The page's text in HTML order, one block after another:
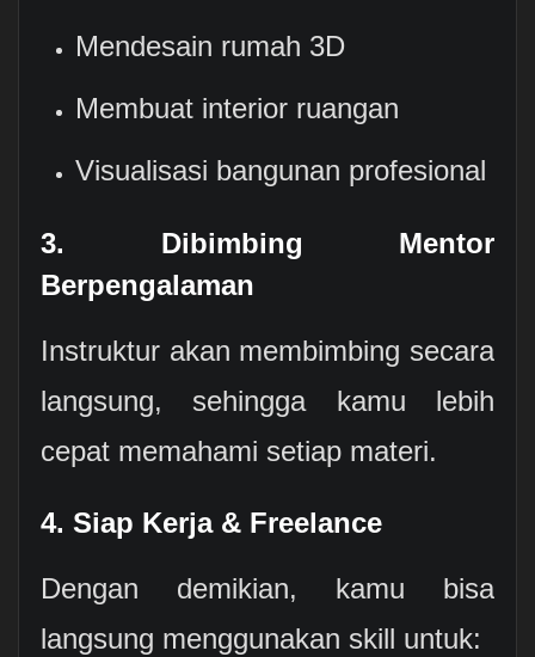
Mendesain rumah 3D
Membuat interior ruangan
Visualisasi bangunan profesional
3. Dibimbing Mentor
Berpengalaman
Instruktur akan membimbing secara
langsung, sehingga kamu lebih
cepat memahami setiap materi.
4. Siap Kerja & Freelance
Dengan demikian, kamu bisa
langsung menggunakan skill untuk: